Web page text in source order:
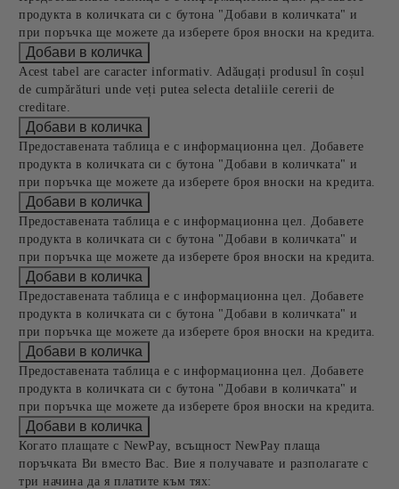
продукта в количката си с бутона "Добави в количката" и
при поръчка ще можете да изберете броя вноски на кредита.
Acest tabel are caracter informativ. Adăugați produsul în coșul
de cumpărături unde veți putea selecta detaliile cererii de
creditare.
Предоставената таблица е с информационна цел. Добавете
продукта в количката си с бутона "Добави в количката" и
при поръчка ще можете да изберете броя вноски на кредита.
Предоставената таблица е с информационна цел. Добавете
продукта в количката си с бутона "Добави в количката" и
при поръчка ще можете да изберете броя вноски на кредита.
Предоставената таблица е с информационна цел. Добавете
продукта в количката си с бутона "Добави в количката" и
при поръчка ще можете да изберете броя вноски на кредита.
Предоставената таблица е с информационна цел. Добавете
продукта в количката си с бутона "Добави в количката" и
при поръчка ще можете да изберете броя вноски на кредита.
Когато плащате с NewPay, всъщност NewPay плаща
поръчката Ви вместо Вас. Вие я получавате и разполагате с
три начина да я платите към тях: